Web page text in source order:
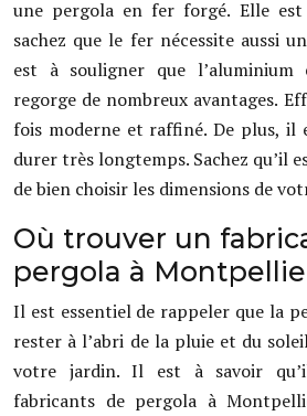
une pergola en fer forgé. Elle
sachez que le fer nécessite aussi
est à souligner que
regorge de nombreux avantages.
fois moderne et raffiné. De plus, il
durer très longtemps. Sachez qu’il
de bien choisir les dimensions de
Où trouver un
pergola à
Il est essentiel de rappeler que la
rester à l’abri de la pluie et du
votre jardin. Il est à savoir
fabricants de pergola à